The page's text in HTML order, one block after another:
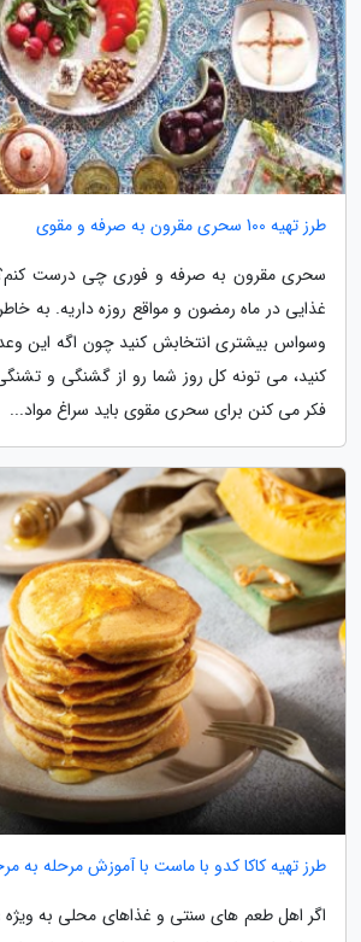
طرز تهیه 100 سحری مقرون به صرفه و مقوی
سحری مقرون به صرفه و فوری چی درست
غذایی در ماه رمضون و مواقع روزه داریه. به
وسواس بیشتری انتخابش کنید چون اگه این
کنید، می تونه کل روز شما رو از گشنگی و
فکر می کنن برای سحری مقوی باید سراغ مواد...
طرز تهیه کاکا کدو با ماست با آموزش مرحله به
اگر اهل طعم های سنتی و غذاهای محلی به ویژه